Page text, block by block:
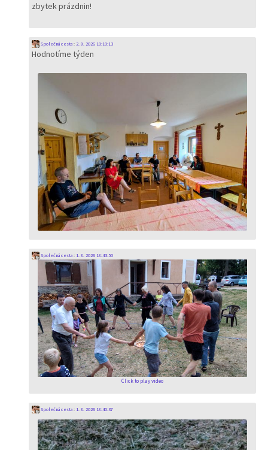
zbytek prázdnin!
Společná cesta: 2. 8. 2026 10:10:13
Hodnotíme týden
Společná cesta: 1. 8. 2026 18:43:50
Click to play video
Společná cesta: 1. 8. 2026 18:40:37